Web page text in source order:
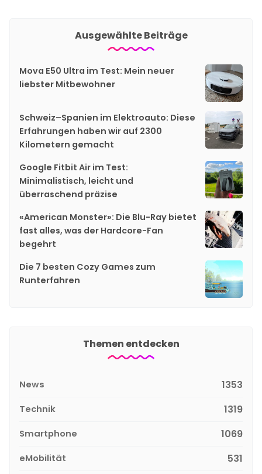
Ausgewählte Beiträge
Mova E50 Ultra im Test: Mein neuer
liebster Mitbewohner
Schweiz–Spanien im Elektroauto: Diese
Erfahrungen haben wir auf 2300
Kilometern gemacht
Google Fitbit Air im Test:
Minimalistisch, leicht und
überraschend präzise
«American Monster»: Die Blu-Ray bietet
fast alles, was der Hardcore-Fan
begehrt
Die 7 besten Cozy Games zum
Runterfahren
Themen entdecken
News 1353
Technik 1319
Smartphone 1069
eMobilität 531